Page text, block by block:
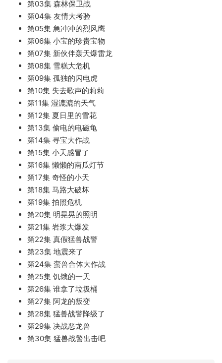
第03集 森林保卫战
第04集 友情大考验
第05集 急冲冲的烈风鹰
第06集 小宝的珍贵宝物
第07集 新伙伴轰天爆雷龙
第08集 雪糕大危机
第09集 孤独的闪电虎
第10集 失去歌声的莉莉
第11集 湿漉漉的天气
第12集 夏日里的雪花
第13集 偷电的电磁龟
第14集 寻宝大作战
第15集 小天感冒了
第16集 懒懒的南瓜灯节
第17集 奇怪的小天
第18集 马路大破坏
第19集 拍照危机
第20集 明晃晃的照明
第21集 岩浆大爆发
第22集 真假猛兽战警
第23集 地震来了
第24集 蛮兽合体大作战
第25集 饥饿的一天
第26集 谁拿了垃圾桶
第27集 阿龙的叛变
第28集 猛兽战警降级了
第29集 决战恶龙兽
第30集 猛兽战警出击吧